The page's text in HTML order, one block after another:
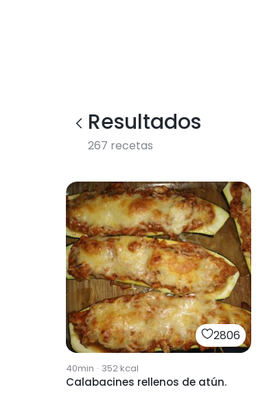
Resultados
267 recetas
2806
40min · 352kcal
Calabacines rellenos de atún.